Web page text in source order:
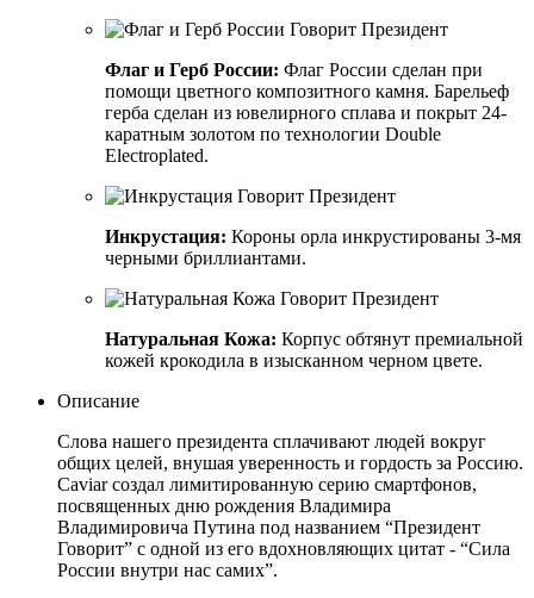
Флаг и Герб России: Флаг России сделан при
помощи цветного композитного камня. Барельеф
герба сделан из ювелирного сплава и покрыт 24-
каратным золотом по технологии Double
Electroplated.
Инкрустация: Короны орла инкрустированы 3-мя
черными бриллиантами.
Натуральная Кожа: Корпус обтянут премиальной
кожей крокодила в изысканном черном цвете.
Описание
Слова нашего президента сплачивают людей вокруг
общих целей, внушая уверенность и гордость за Россию.
Caviar создал лимитированную серию смартфонов,
посвященных дню рождения Владимира
Владимировича Путина под названием “Президент
Говорит” с одной из его вдохновляющих цитат - “Сила
России внутри нас самих”.